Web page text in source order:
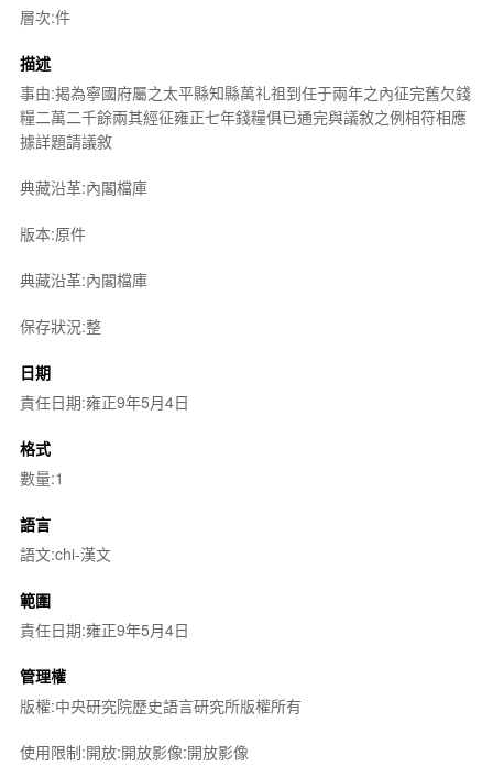
層次:件
描述
事由:揭為寧國府屬之太平縣知縣萬礼祖到任于兩年之內征完舊欠錢
糧二萬二千餘兩其經征雍正七年錢糧俱已通完與議敘之例相符相應
據詳題請議敘
典藏沿革:內閣檔庫
版本:原件
典藏沿革:內閣檔庫
保存狀況:整
日期
責任日期:雍正9年5月4日
格式
數量:1
語言
語文:chi-漢文
範圍
責任日期:雍正9年5月4日
管理權
版權:中央研究院歷史語言研究所版權所有
使用限制:開放:開放影像:開放影像